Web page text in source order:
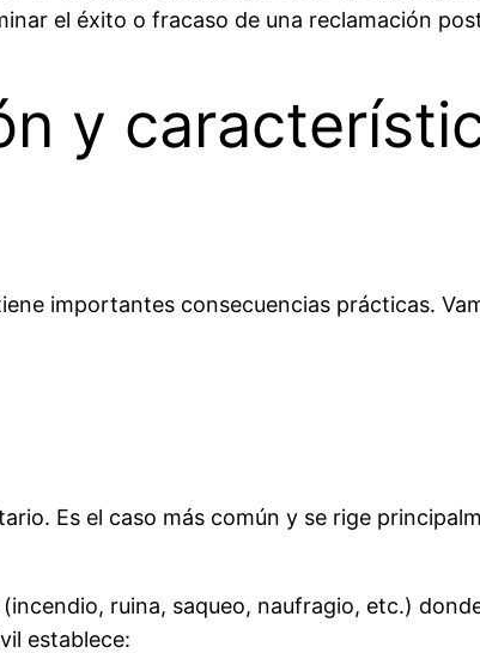
el éxito o fracaso de una reclamación
y
importantes consecuencias prácticas.
Es el caso más común y se rige
ruina, saqueo, naufragio, etc.)
establece: